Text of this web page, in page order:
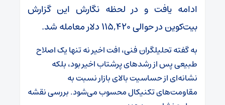
ادامه یافت و در لحظه نگارش این گزارش
بیت‌کوین در حوالی ۱۱۵,۴۲۰ دلار معامله شد.
به گفته تحلیلگران فنی، افت اخیر نه تنها یک اصلاح
طبیعی پس از رشدهای پرشتاب اخیر بود، بلکه
نشانه‌ای از حساسیت بالای بازار نسبت به
مقاومت‌های تکنیکال محسوب می‌شود. بررسی نقشه